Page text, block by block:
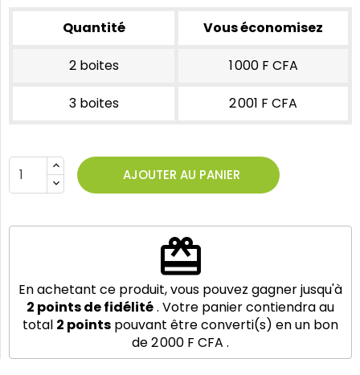
Quantité Vous économisez
2 boites 1 000 F CFA
3 boites 2 001 F CFA
AJOUTER AU PANIER
redeem
En achetant ce produit, vous pouvez gagner jusqu'à
2 points de fidélité. Votre panier contiendra au
total 2 points pouvant être converti(s) en un bon
de2 000 F CFA .